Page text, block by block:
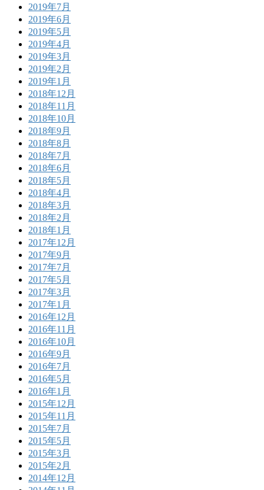
2019年7月
2019年6月
2019年5月
2019年4月
2019年3月
2019年2月
2019年1月
2018年12月
2018年11月
2018年10月
2018年9月
2018年8月
2018年7月
2018年6月
2018年5月
2018年4月
2018年3月
2018年2月
2018年1月
2017年12月
2017年9月
2017年7月
2017年5月
2017年3月
2017年1月
2016年12月
2016年11月
2016年10月
2016年9月
2016年7月
2016年5月
2016年1月
2015年12月
2015年11月
2015年7月
2015年5月
2015年3月
2015年2月
2014年12月